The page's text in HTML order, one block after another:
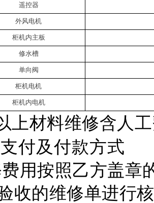
遥控器
外风电机
柜机内主板
修水槽
单向阀
柜机电机
柜机内电机
上材料维修含人
付及付款方式
用按照乙方盖章
收的维修单进行